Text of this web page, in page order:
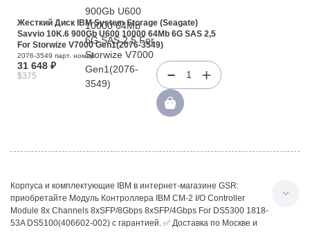
Жесткий Диск IBM System Storage (Seagate)
Savvio 10K.6 900Gb U600 10000 64Mb 6G SAS 2,5
For Storwize V7000 Gen1(2076-3549)
2076-3549 парт. номер
31 648 ₽
$375 1
Корпуса и комплектующие IBM в интернет-магазине GSR:
приобретайте Модуль Контроллера IBM CM-2 I/O Controller
Module 8x Channels 8xSFP/8Gbps 8xSFP/4Gbps For DS5300 1818-
53A DS5100(406602-002) с гарантией. ✅ Доставка по Москве и